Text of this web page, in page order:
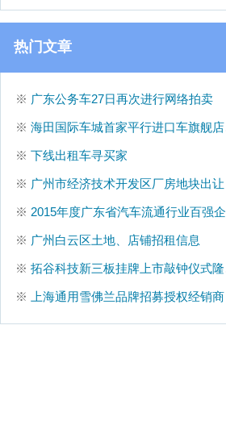
热门文章
※ 广东公务车27日再次进行网络拍卖
※ 海田国际车城首家平行进口车旗舰店正式试业
※ 下线出租车寻买家
※ 广州市经济技术开发区厂房地块出让
※ 2015年度广东省汽车流通行业百强企业排行榜评选活动
※ 广州白云区土地、店铺招租信息
※ 拓谷科技新三板挂牌上市敲钟仪式隆重举行
※ 上海通用雪佛兰品牌招募授权经销商